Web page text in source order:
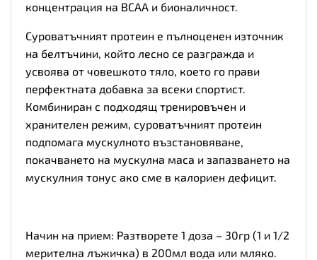
концентрация на BCAA и бионаличност.
Суроватъчният протеин е пълноценен източник
на белтъчини, който лесно се разгражда и
усвоява от човешкото тяло, което го прави
перфектната добавка за всеки спортист.
Комбиниран с подходящ тренировъчен и
хранителен режим, суроватъчният протеин
подпомага мускулното възстановяване,
покачването на мускулна маса и запазването на
мускулния тонус ако сме в калориен дефицит.
Начин на прием: Разтворете 1 доза – 30гр (1 и 1/2
мерителна лъжичка) в 200мл вода или мляко.